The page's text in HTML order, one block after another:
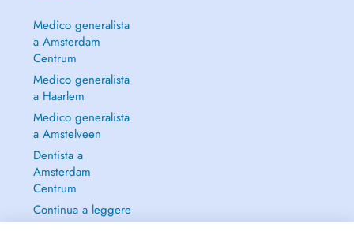
Medico generalista
a Amsterdam
Centrum
Medico generalista
a Haarlem
Medico generalista
a Amstelveen
Dentista a
Amsterdam
Centrum
Continua a leggere
→